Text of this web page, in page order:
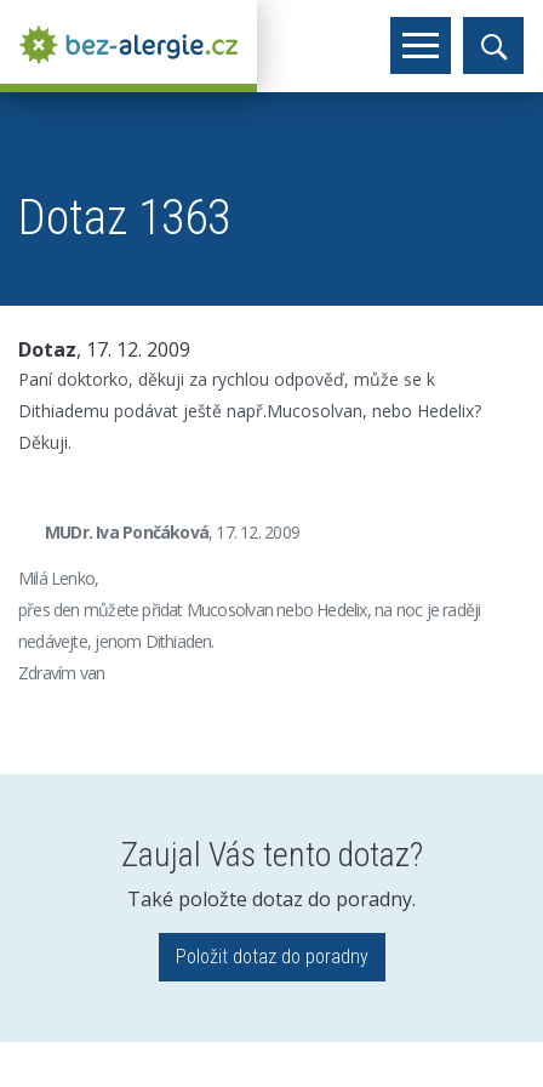
Dotaz 1363
Dotaz, 17. 12. 2009
Paní doktorko, děkuji za rychlou odpověď, může se k
Dithiademu podávat ještě např.Mucosolvan, nebo Hedelix?
Děkuji.
MUDr. Iva Pončáková, 17. 12. 2009
Milá Lenko,
přes den můžete přidat Mucosolvan nebo Hedelix, na noc je raději
nedávejte, jenom Dithiaden.
Zdravím van
Zaujal Vás tento dotaz?
Také položte dotaz do poradny.
Položit dotaz do poradny